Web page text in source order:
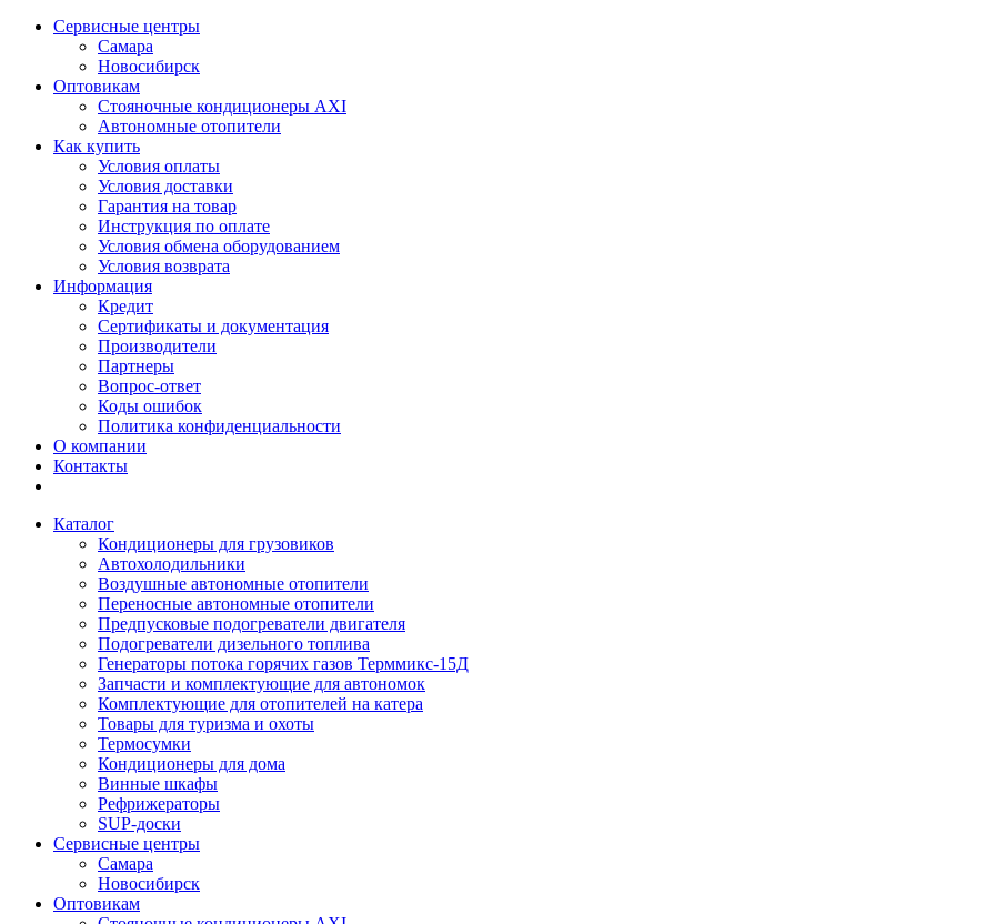
Сервисные центры
Самара
Новосибирск
Оптовикам
Стояночные кондиционеры AXI
Автономные отопители
Как купить
Условия оплаты
Условия доставки
Гарантия на товар
Инструкция по оплате
Условия обмена оборудованием
Условия возврата
Информация
Кредит
Сертификаты и документация
Производители
Партнеры
Вопрос-ответ
Коды ошибок
Политика конфиденциальности
О компании
Контакты
Каталог
Кондиционеры для грузовиков
Автохолодильники
Воздушные автономные отопители
Переносные автономные отопители
Предпусковые подогреватели двигателя
Подогреватели дизельного топлива
Генераторы потока горячих газов Терммикс-15Д
Запчасти и комплектующие для автономок
Комплектующие для отопителей на катера
Товары для туризма и охоты
Термосумки
Кондиционеры для дома
Винные шкафы
Рефрижераторы
SUP-доски
Сервисные центры
Самара
Новосибирск
Оптовикам